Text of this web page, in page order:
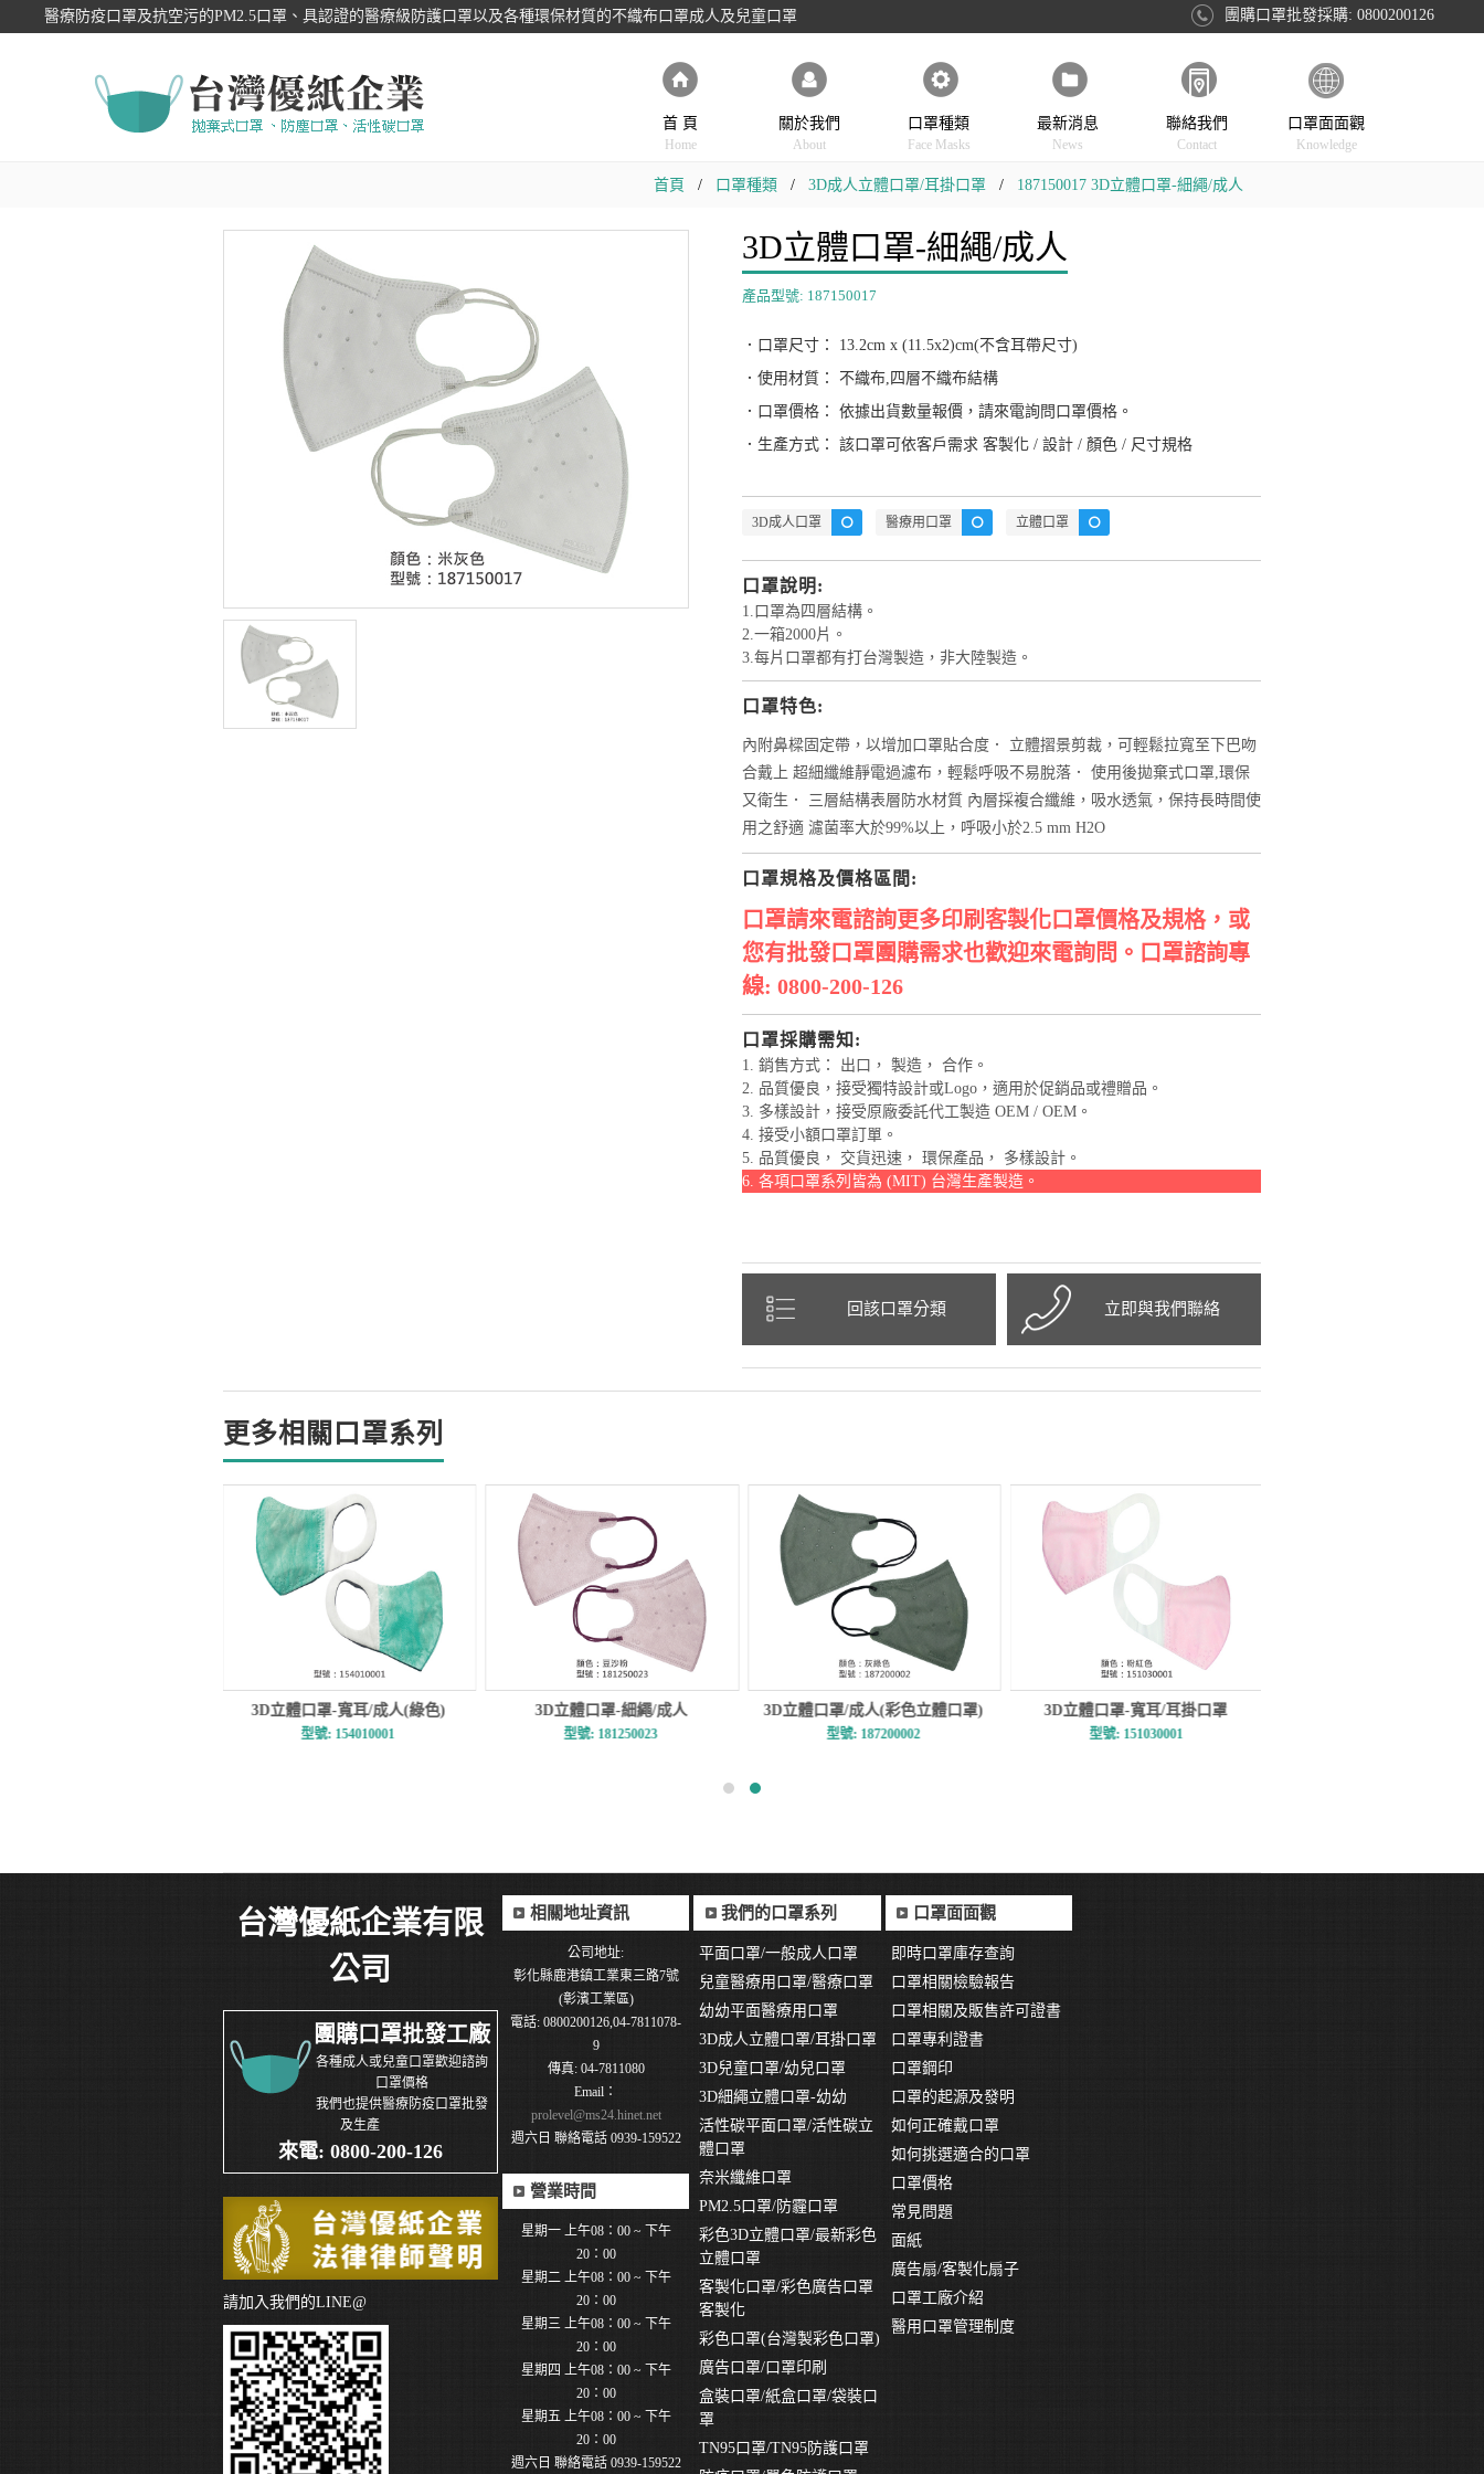
醫療防疫口罩及抗空污的PM2.5口罩、具認證的醫療級防護口罩以及各種環保材質的不織布口罩成人及兒童口罩 團購口罩批發採購: 0800200126
首 頁
Home
關於我們
About
口罩種類
Face Masks
最新消息
News
聯絡我們
Contact
口罩面面觀
Knowledge
首頁 口罩種類 3D成人立體口罩/耳掛口罩 187150017 3D立體口罩-細繩/成人
3D立體口罩-細繩/成人
產品型號: 187150017
．口罩尺寸： 13.2cm x (11.5x2)cm(不含耳帶尺寸)
．使用材質： 不織布,四層不織布結構
．口罩價格： 依據出貨數量報價，請來電詢問口罩價格。
．生產方式： 該口罩可依客戶需求 客製化 / 設計 / 顏色 / 尺寸規格
3D成人口罩 醫療用口罩 立體口罩
口罩說明:
1.口罩為四層結構。
2.一箱2000片。
3.每片口罩都有打台灣製造，非大陸製造。
口罩特色:
內附鼻樑固定帶，以增加口罩貼合度． 立體摺景剪裁，可輕鬆拉寬至下巴吻
合戴上 超細纖維靜電過濾布，輕鬆呼吸不易脫落． 使用後拋棄式口罩,環保
又衛生． 三層結構表層防水材質 內層採複合纖維，吸水透氣，保持長時間使
用之舒適 濾菌率大於99%以上，呼吸小於2.5 mm H2O
口罩規格及價格區間:
口罩請來電諮詢更多印刷客製化口罩價格及規格，或
您有批發口罩團購需求也歡迎來電詢問。口罩諮詢專
線: 0800-200-126
口罩採購需知:
1. 銷售方式： 出口， 製造， 合作。
2. 品質優良，接受獨特設計或Logo，適用於促銷品或禮贈品。
3. 多樣設計，接受原廠委託代工製造 OEM / OEM。
4. 接受小額口罩訂單。
5. 品質優良， 交貨迅速， 環保產品， 多樣設計。
6. 各項口罩系列皆為 (MIT) 台灣生產製造。
回該口罩分類 立即與我們聯絡
更多相關口罩系列
3D立體口罩-細繩/成人
型號: 181250023
3D立體口罩/成人(彩色立體口罩)
型號: 187200002
3D立體口罩-寬耳/耳掛口罩
型號: 151030001
3D立體口罩-寬耳/耳掛口罩
型號: 151280002
台灣優紙企業有限
公司
團購口罩批發工廠
各種成人或兒童口罩歡迎諮詢
口罩價格
我們也提供醫療防疫口罩批發
及生產
來電: 0800-200-126
請加入我們的LINE@
相關地址資訊
公司地址:
彰化縣鹿港鎮工業東三路7號
(彰濱工業區)
電話: 0800200126,04-7811078-
9
傳真: 04-7811080
Email：
prolevel@ms24.hinet.net
週六日 聯絡電話 0939-159522
營業時間
星期一 上午08：00 ~ 下午
20：00
星期二 上午08：00 ~ 下午
20：00
星期三 上午08：00 ~ 下午
20：00
星期四 上午08：00 ~ 下午
20：00
星期五 上午08：00 ~ 下午
20：00
週六日 聯絡電話 0939-159522
我們的口罩系列
平面口罩/一般成人口罩
兒童醫療用口罩/醫療口罩
幼幼平面醫療用口罩
3D成人立體口罩/耳掛口罩
3D兒童口罩/幼兒口罩
3D細繩立體口罩-幼幼
活性碳平面口罩/活性碳立
體口罩
奈米纖維口罩
PM2.5口罩/防霾口罩
彩色3D立體口罩/最新彩色
立體口罩
客製化口罩/彩色廣告口罩
客製化
彩色口罩(台灣製彩色口罩)
廣告口罩/口罩印刷
盒裝口罩/紙盒口罩/袋裝口
罩
TN95口罩/TN95防護口罩
口罩面面觀
即時口罩庫存查詢
口罩相關檢驗報告
口罩相關及販售許可證書
口罩專利證書
口罩鋼印
口罩的起源及發明
如何正確戴口罩
如何挑選適合的口罩
口罩價格
常見問題
面紙
廣告扇/客製化扇子
口罩工廠介紹
醫用口罩管理制度